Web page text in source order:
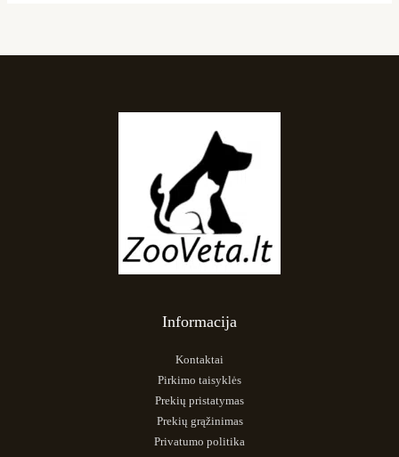
Informacija
Kontaktai
Pirkimo taisyklės
Prekių pristatymas
Prekių grąžinimas
Privatumo politika